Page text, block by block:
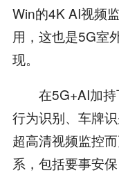
Win的4K AI视频
用，这也是5G室
现。
在5G+AI加持
行为识别、车牌
超高清视频监控
系，包括要事安